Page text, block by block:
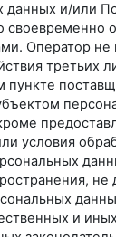
данных и/или
своевременно
Оператор не
третьих
условия
не
и